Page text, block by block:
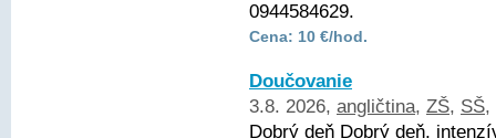
0944584629.
Cena: 10 €/hod.
Doučovanie
3.8. 2026, angličtina, ZŠ, SŠ,
Dobrý deň Dobrý deň,